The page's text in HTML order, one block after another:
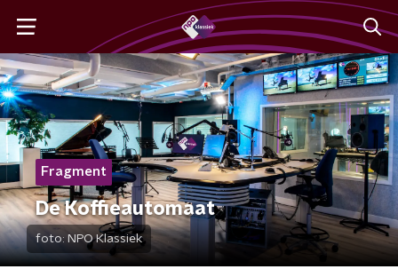
Fragment
De Koffieautomaat
foto: NPO Klassiek